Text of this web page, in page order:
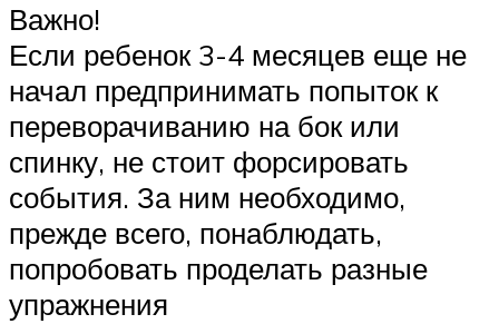
Важно!
Если ребенок 3-4 месяцев еще не
начал предпринимать попыток к
переворачиванию на бок или
спинку, не стоит форсировать
события. За ним необходимо,
прежде всего, понаблюдать,
попробовать проделать разные
упражнения